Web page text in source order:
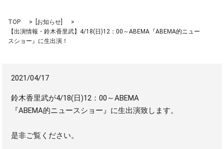
TOP お知らせ
【出演情報・鈴木香里武】4/18(日)12：00～ABEMA『ABEMA的ニュー
スショー』に生出演！
2021/04/17
鈴木香里武が4/18(日)12：00～ABEMA
『ABEMA的ニュースショー』に生出演致します。
是非ご覧ください。